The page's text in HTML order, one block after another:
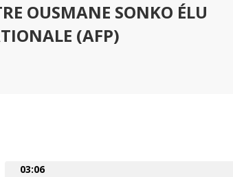
OUSMANE SONKO ÉLU
(AFP)
03:06